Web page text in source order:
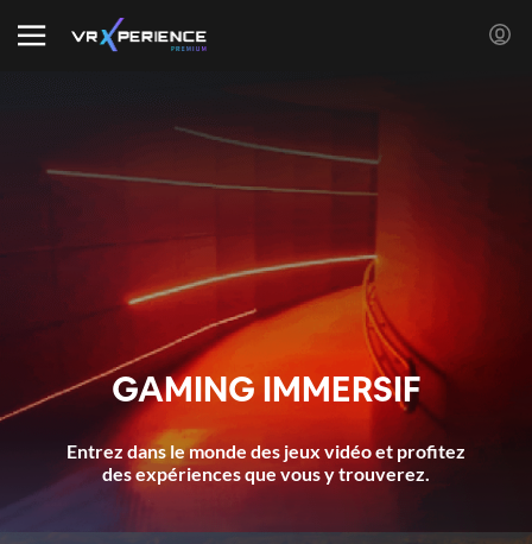
GAMING IMMERSIF
Entrez dans le monde des jeux vidéo et profitez
des expériences que vous y trouverez.